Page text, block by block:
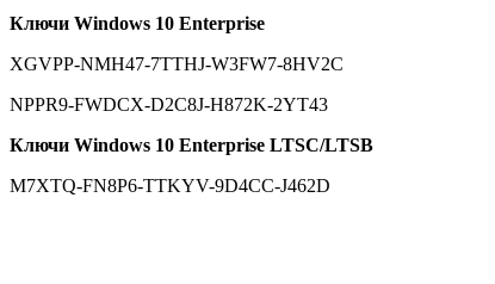
Ключи Windows 10 Enterprise
XGVPP-NMH47-7TTHJ-W3FW7-8HV2C
NPPR9-FWDCX-D2C8J-H872K-2YT43
Ключи Windows 10 Enterprise LTSС/LTSB
M7XTQ-FN8P6-TTKYV-9D4CC-J462D